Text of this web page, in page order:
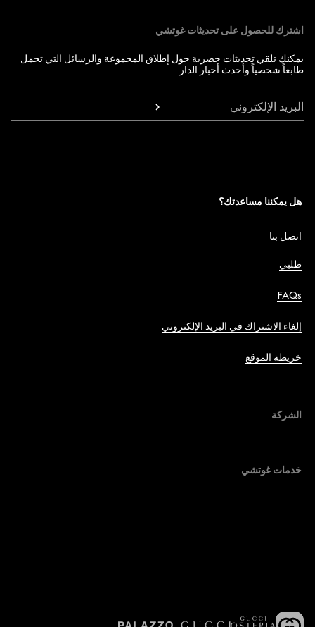
اشترك للحصول على تحديثات غوتشي
يمكنك تلقي تحديثات حصرية حول إطلاق المجموعة والرسائل التي تحمل
طابعاً شخصياً وأحدث أخبار الدار.
البريد الإلكتروني
هل يمكننا مساعدتك؟
اتصل بنا
طلبي
FAQs
إلغاء الاشتراك في البريد الإلكتروني
خريطة الموقع
الشركة
خدمات غوتشي